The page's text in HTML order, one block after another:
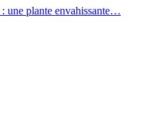
une plante envahissante…